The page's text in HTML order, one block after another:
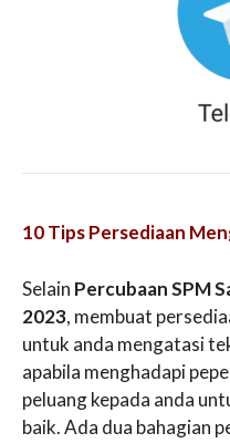
10 Tips Persediaan
Selain Percubaan SPM
2023, membuat
untuk anda mengatasi
apabila menghadapi
peluang kepada anda
baik. Ada dua bahagian